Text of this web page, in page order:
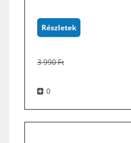
Részletek
3 990 Ft
0